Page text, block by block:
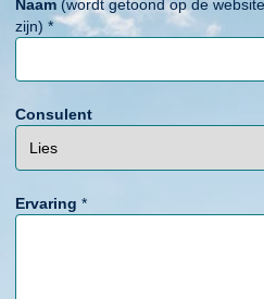
Naam (wordt getoond op de
zijn) *
Consulent
Ervaring *